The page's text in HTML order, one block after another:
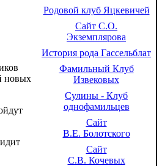
новых
Родовой клуб Яцкевичей
Сайт С.О.
Экземплярова
История рода Гассельблат
Фамильный Клуб
Извековых
Сулины - Клуб
однофамильцев
Сайт
В.Е. Болотского
Сайт
С.В. Кочевых